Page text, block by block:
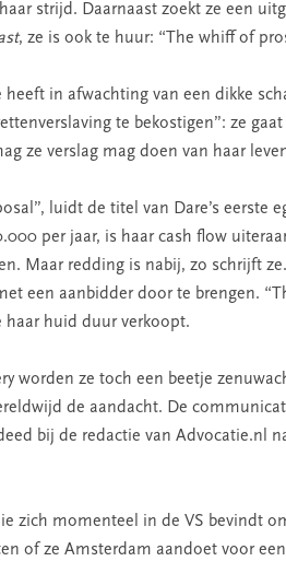
strijd. Daarnaast zoekt ze een
, ze is ook te huur: “The whiff of
heeft in afwachting van een dikke
te bekostigen”: ze
ze verslag mag doen van haar
luidt de titel van Dare’s eerste
per jaar, is haar cash flow
Maar redding is nabij, zo schrijft
een aanbidder door te brengen.
haar huid duur verkoopt.
worden ze toch een beetje
de aandacht. De
bij de redactie van Advocatie.nl
zich momenteel in de VS bevindt
of ze Amsterdam aandoet voor